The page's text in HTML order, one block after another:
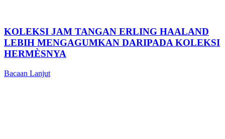
KOLEKSI JAM TANGAN ERLING HAALAND
LEBIH MENGAGUMKAN DARIPADA KOLEKSI
HERMÈSNYA
Bacaan Lanjut